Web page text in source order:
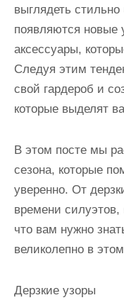
выглядеть
появляются новые
аксессуары,
Следуя этим
свой гардероб и
которые выделят
В этом посте мы
сезона, которые
уверенно. От
времени
что вам нужно
великолепно в
Дерзкие узоры